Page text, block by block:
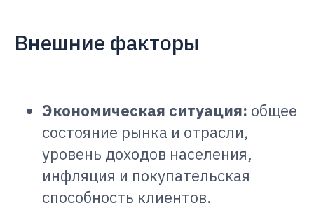
Внешние факторы
Экономическая ситуация: общее
состояние рынка и отрасли,
уровень доходов населения,
инфляция и покупательская
способность клиентов.